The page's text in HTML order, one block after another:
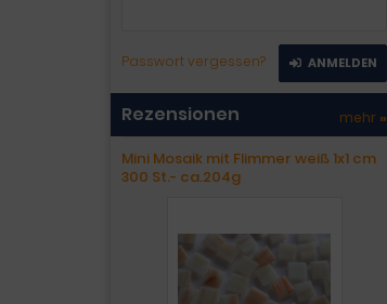
Passwort vergessen? ANMELDEN
Rezensionen mehr »
Mini Mosaik mit Flimmer weiß 1x1 cm
300 St.- ca.204g